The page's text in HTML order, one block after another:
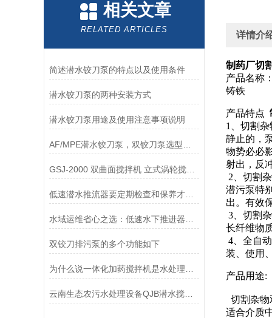
相关文章
RELATED ARTICLES
简述潜水铰刀泵的特点以及使用条件
潜水铰刀泵的两种安装方式
潜水铰刀泵用途及使用注意事项说明
GSJ-2000 双曲面搅拌机 立式涡轮搅拌器应用范围
低速潜水推流器要定期检查和保养才能长久使用
双铰刀排污泵的多个功能如下
云南生态农污水处理设备QJB潜水搅拌机材质、选型及安装系统如何选择？
详情介
制药厂切
产品名称
铸铁
产品特点
1、切割
静止的，
物势必必
射出，反
2、切割
潜污泵特
出。有效
3、切割
长纤维物
4、全自
装、使用
产品用途:
切割杂物
适合介质